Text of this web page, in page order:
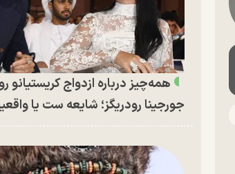
همه‌چیز درباره ازدواج کریستیانو
جورجینا رودریگز؛ شایعه ست یا